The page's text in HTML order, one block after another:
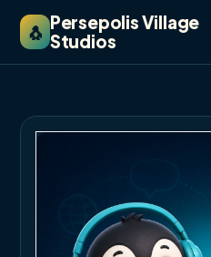
🐧 Persepolis Village
Studios